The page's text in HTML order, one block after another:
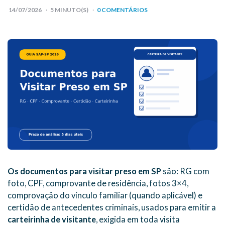
14/07/2026 5 MINUTO(S) 0 COMENTÁRIOS
Os documentos para visitar preso em SP são: RG com
foto, CPF, comprovante de residência, fotos 3×4,
comprovação do vínculo familiar (quando aplicável) e
certidão de antecedentes criminais, usados para emitir a
carteirinha de visitante, exigida em toda visita